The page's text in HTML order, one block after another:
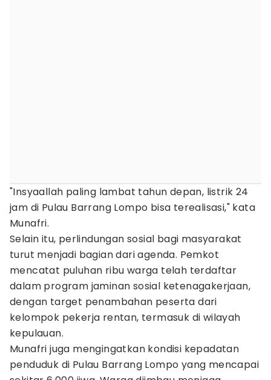
"Insyaallah paling lambat tahun depan, listrik 24
jam di Pulau Barrang Lompo bisa terealisasi," kata
Munafri.
Selain itu, perlindungan sosial bagi masyarakat
turut menjadi bagian dari agenda. Pemkot
mencatat puluhan ribu warga telah terdaftar
dalam program jaminan sosial ketenagakerjaan,
dengan target penambahan peserta dari
kelompok pekerja rentan, termasuk di wilayah
kepulauan.
Munafri juga mengingatkan kondisi kepadatan
penduduk di Pulau Barrang Lompo yang mencapai